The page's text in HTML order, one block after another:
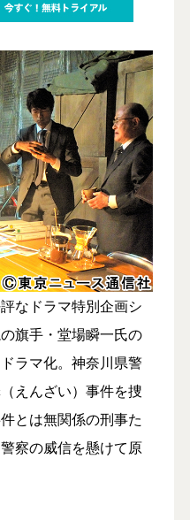
なドラマ特別企画シ
旗手・堂場瞬一氏の
ラマ化。神奈川県警
えんざい）事件を捜
とは無関係の刑事た
察の威信を懸けて原